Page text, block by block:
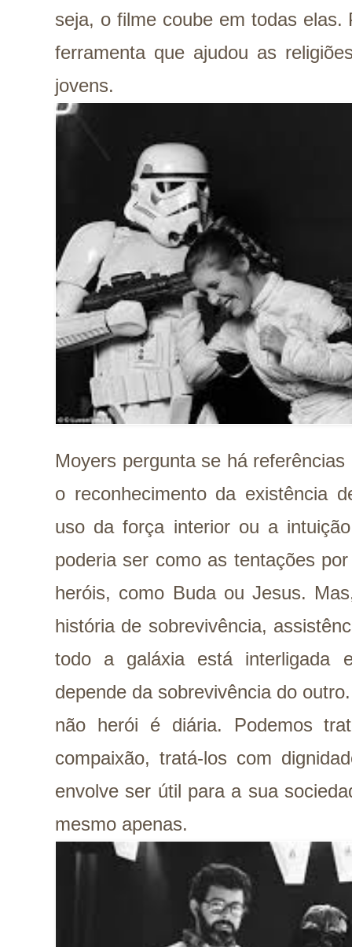
seja, o filme coube em todas
ferramenta que ajudou as
jovens.
Moyers pergunta se há
o reconhecimento da existência
uso da força interior ou a
poderia ser como as tentações
heróis, como Buda ou Jesus.
história de sobrevivência,
todo a galáxia está interligada
depende da sobrevivência do
não herói é diária. Podemos
compaixão, tratá-los com
envolve ser útil para a sua
mesmo apenas.